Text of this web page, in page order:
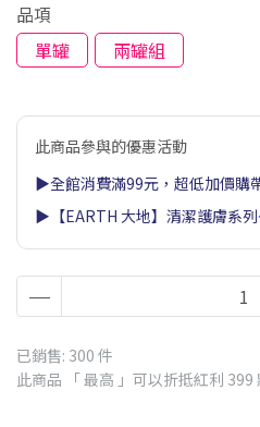
品項
單罐
兩罐組
此商品參與的優惠活動
▶全館消費滿99元，超低加價購
▶【EARTH 大地】清潔護膚系
已銷售: 300 件
此商品 「 最高 」可以折抵紅利 399